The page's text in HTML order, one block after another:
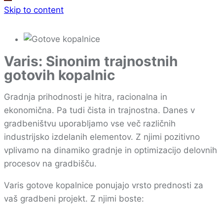
Skip to content
Varis: Sinonim trajnostnih
gotovih kopalnic
Gradnja prihodnosti je hitra, racionalna in
ekonomična. Pa tudi čista in trajnostna. Danes v
gradbeništvu uporabljamo vse več različnih
industrijsko izdelanih elementov. Z njimi pozitivno
vplivamo na dinamiko gradnje in optimizacijo delovnih
procesov na gradbišču.
Varis gotove kopalnice ponujajo vrsto prednosti za
vaš gradbeni projekt. Z njimi boste: